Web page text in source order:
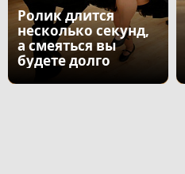
Ролик длится
несколько секунд,
а смеяться вы
будете долго